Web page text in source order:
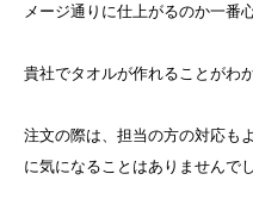
メージ通りに仕上がるのか一番
貴社でタオルが作れることがわ
注文の際は、担当の方の対応も
に気になることはありませんでし